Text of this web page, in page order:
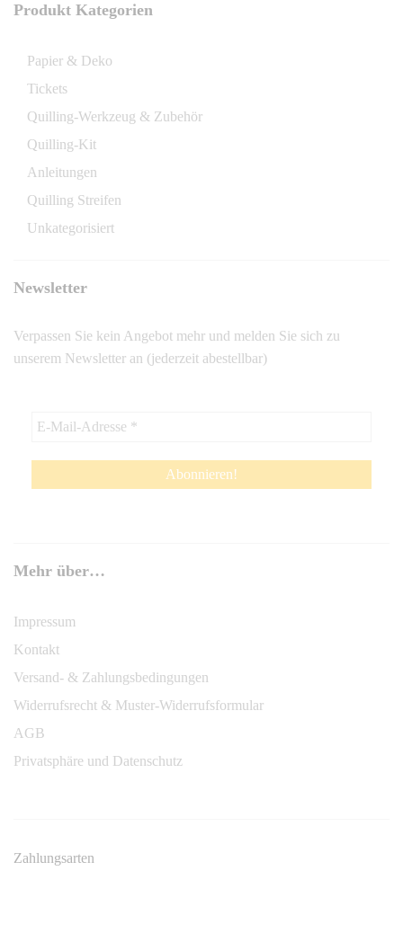
Produkt Kategorien
Papier & Deko
Tickets
Quilling-Werkzeug & Zubehör
Quilling-Kit
Anleitungen
Quilling Streifen
Unkategorisiert
Newsletter
Verpassen Sie kein Angebot mehr und melden Sie sich zu
unserem Newsletter an (jederzeit abestellbar)
Mehr über…
Impressum
Kontakt
Versand- & Zahlungsbedingungen
Widerrufsrecht & Muster-Widerrufsformular
AGB
Privatsphäre und Datenschutz
Zahlungsarten